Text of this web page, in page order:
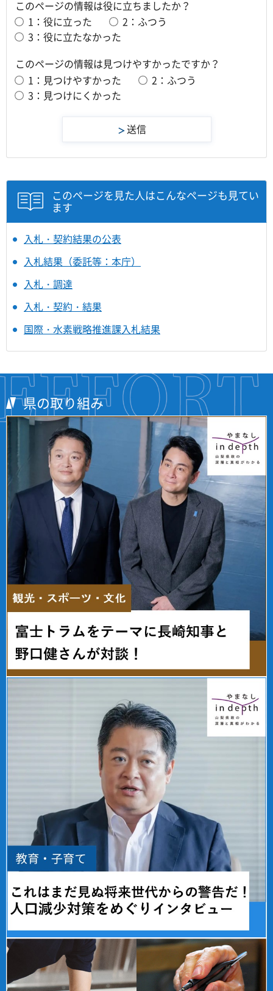
このページの情報は役に立ちましたか？
1：役に立った
2：ふつう
3：役に立たなかった
このページの情報は見つけやすかったですか？
1：見つけやすかった
2：ふつう
3：見つけにくかった
このページを見た人はこんなページも見てい
ます
入札・契約結果の公表
入札結果（委託等：本庁）
入札・調達
入札・契約・結果
国際・水素戦略推進課入札結果
県の取り組み